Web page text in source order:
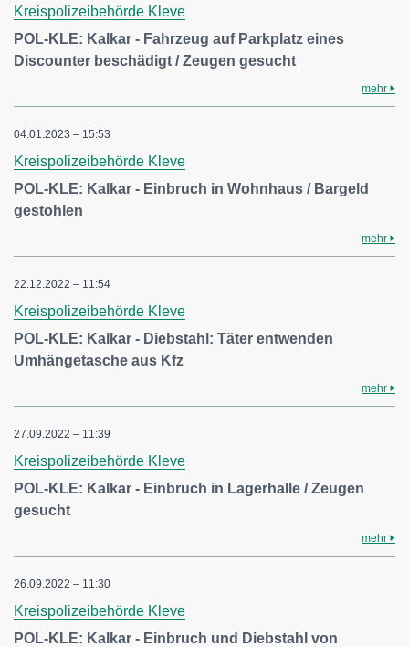
Kreispolizeibehörde Kleve
POL-KLE: Kalkar - Fahrzeug auf Parkplatz eines
Discounter beschädigt / Zeugen gesucht
mehr
04.01.2023 – 15:53
Kreispolizeibehörde Kleve
POL-KLE: Kalkar - Einbruch in Wohnhaus / Bargeld
gestohlen
mehr
22.12.2022 – 11:54
Kreispolizeibehörde Kleve
POL-KLE: Kalkar - Diebstahl: Täter entwenden
Umhängetasche aus Kfz
mehr
27.09.2022 – 11:39
Kreispolizeibehörde Kleve
POL-KLE: Kalkar - Einbruch in Lagerhalle / Zeugen
gesucht
mehr
26.09.2022 – 11:30
Kreispolizeibehörde Kleve
POL-KLE: Kalkar - Einbruch und Diebstahl von